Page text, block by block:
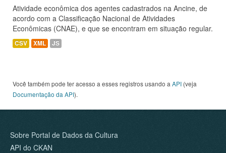
Atividade econômica dos agentes cadastrados na Ancine, de
acordo com a Classificação Nacional de Atividades
Econômicas (CNAE), e que se encontram em situação regular.
CSV XML JS
Você também pode ter acesso a esses registros usando a API (veja
Documentação da API).
Sobre Portal de Dados da Cultura
API do CKAN